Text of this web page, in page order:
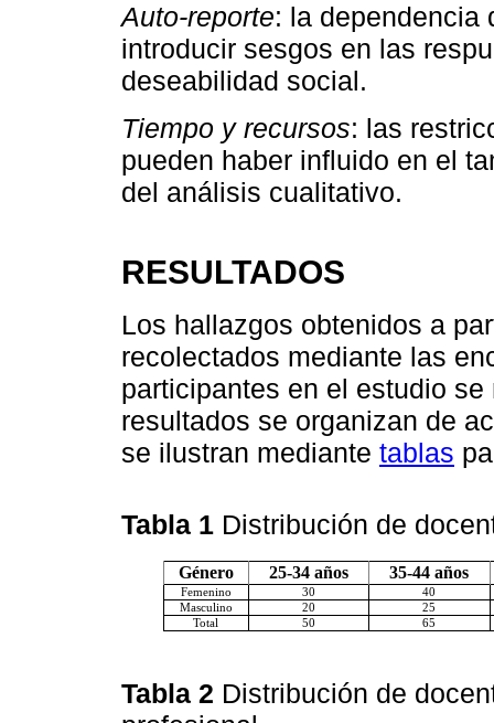
Auto-reporte: la dependencia
introducir sesgos en las
deseabilidad social.
Tiempo y recursos: las
pueden haber influido en el
del análisis cualitativo.
RESULTADOS
Los hallazgos obtenidos a
recolectados mediante las
participantes en el estudio
resultados se organizan de
se ilustran mediante tablas
Tabla 1 Distribución de
Género 25-34 años 35-44 años
Femenino 30
40
Masculino
20
25
Total
50 65
Tabla 2 Distribución de